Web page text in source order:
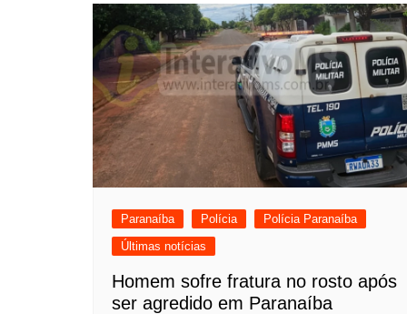
Paranaíba Polícia
Polícia Paranaíba
Últimas notícias
Homem sofre fratura no rosto após
ser agredido em Paranaíba